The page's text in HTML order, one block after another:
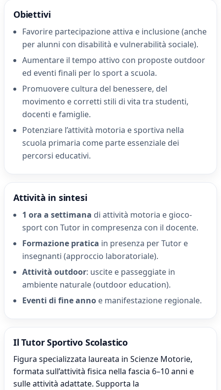
Obiettivi
Favorire partecipazione attiva e inclusione (anche
per alunni con disabilità e vulnerabilità sociale).
Aumentare il tempo attivo con proposte outdoor
ed eventi finali per lo sport a scuola.
Promuovere cultura del benessere, del
movimento e corretti stili di vita tra studenti,
docenti e famiglie.
Potenziare l’attività motoria e sportiva nella
scuola primaria come parte essenziale dei
percorsi educativi.
Attività in sintesi
1 ora a settimana di attività motoria e gioco-
sport con Tutor in compresenza con il docente.
Formazione pratica in presenza per Tutor e
insegnanti (approccio laboratoriale).
Attività outdoor: uscite e passeggiate in
ambiente naturale (outdoor education).
Eventi di fine anno e manifestazione regionale.
Il Tutor Sportivo Scolastico
Figura specializzata laureata in Scienze Motorie,
formata sull’attività fisica nella fascia 6–10 anni e
sulle attività adattate. Supporta la